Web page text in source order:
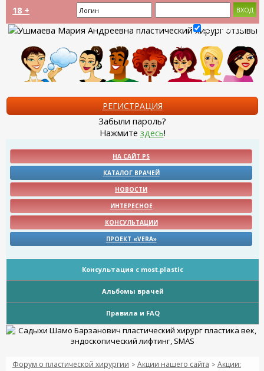
18 +
Запомнить?
РЕГИСТРАЦИЯ
Забыли пароль?
Нажмите здесь!
НА САЙТ PS
КАТАЛОГ ВРАЧЕЙ
НОВОСТИ
ИНТЕРЕСНОЕ
КОНСУЛЬТАЦИИ
ПРОЕКТ «VERA»
Консультация с most.plastic
Альбомы врачей
Правила и FAQ
Форум о пластической хирургии > Акции нашего сайта > Акции: